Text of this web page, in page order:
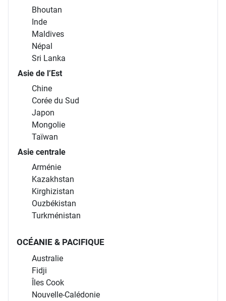
Bhoutan
Inde
Maldives
Népal
Sri Lanka
Asie de l’Est
Chine
Corée du Sud
Japon
Mongolie
Taïwan
Asie centrale
Arménie
Kazakhstan
Kirghizistan
Ouzbékistan
Turkménistan
OCÉANIE & PACIFIQUE
Australie
Fidji
Îles Cook
Nouvelle-Calédonie